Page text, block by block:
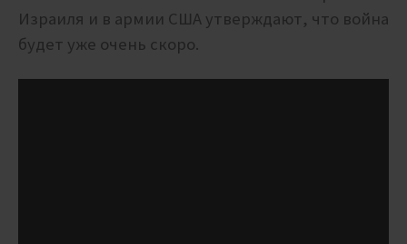
Израиля и в армии США утверждают, что война
будет уже очень скоро.